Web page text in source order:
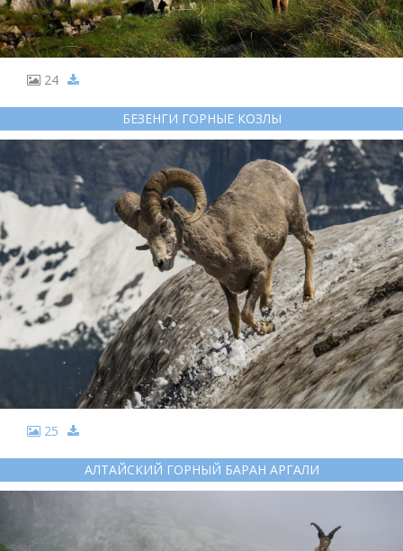
24
БЕЗЕНГИ ГОРНЫЕ КОЗЛЫ
25
АЛТАЙСКИЙ ГОРНЫЙ БАРАН АРГАЛИ